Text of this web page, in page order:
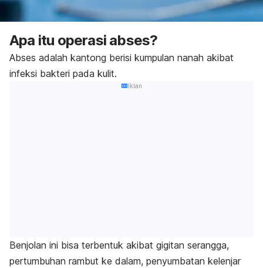
Apa itu operasi abses?
Abses adalah kantong berisi kumpulan nanah akibat
infeksi bakteri pada kulit.
Iklan
Benjolan ini bisa terbentuk akibat gigitan serangga,
pertumbuhan rambut ke dalam, penyumbatan kelenjar